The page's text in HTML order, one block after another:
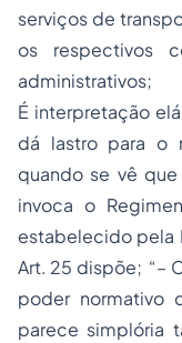
serviços de
os respectivos
administrativos;
É interpretação
dá lastro para o
quando se vê
invoca o
estabelecido pela
Art. 25 dispõe; “–
poder normativo
parece simplória